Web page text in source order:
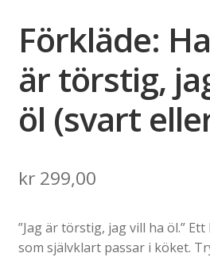
Förkläde:
är törstig,
öl (svart
kr299,00
”Jag är törstig, jag vill ha öl.”
som självklart passar i köket.